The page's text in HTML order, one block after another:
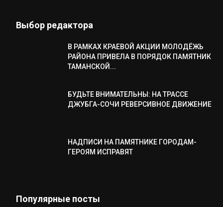
Выбор редактора
В РАМКАХ КРАЕВОЙ АКЦИИ МОЛОДЁЖЬ
РАЙОНА ПРИВЕЛА В ПОРЯДОК ПАМЯТНИК
ТАМАНСКОЙ...
БУДЬТЕ ВНИМАТЕЛЬНЫ: НА ТРАССЕ
ДЖУБГА-СОЧИ РЕВЕРСИВНОЕ ДВИЖЕНИЕ
НАДПИСИ НА ПАМЯТНИКЕ ГОРОДАМ-
ГЕРОЯМ ИСПРАВЯТ
Популярные посты